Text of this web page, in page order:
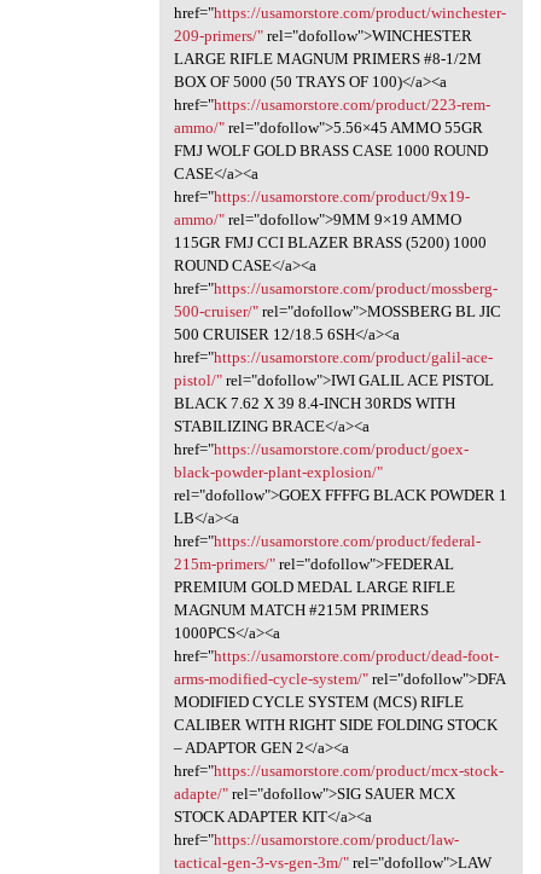
href="https://usamorstore.com/product/winchester-
209-primers/"rel="dofollow">WINCHESTER
LARGE RIFLE MAGNUM PRIMERS #8-1/2M
BOX OF 5000 (50 TRAYS OF 100)</a><a
href="https://usamorstore.com/product/223-rem-
ammo/"rel="dofollow">5.56×45 AMMO 55GR
FMJ WOLF GOLD BRASS CASE 1000 ROUND
CASE</a><a
href="https://usamorstore.com/product/9x19-
ammo/"rel="dofollow">9MM 9×19 AMMO
115GR FMJ CCI BLAZER BRASS (5200) 1000
ROUND CASE</a><a
href="https://usamorstore.com/product/mossberg-
500-cruiser/"rel="dofollow">MOSSBERG BL JIC
500 CRUISER 12/18.5 6SH</a><a
href="https://usamorstore.com/product/galil-ace-
pistol/"rel="dofollow">IWI GALIL ACE PISTOL
BLACK 7.62 X 39 8.4-INCH 30RDS WITH
STABILIZING BRACE</a><a
href="https://usamorstore.com/product/goex-
black-powder-plant-explosion/"
rel="dofollow">GOEX FFFFG BLACK POWDER 1
LB</a><a
href="https://usamorstore.com/product/federal-
215m-primers/"rel="dofollow">FEDERAL
PREMIUM GOLD MEDAL LARGE RIFLE
MAGNUM MATCH #215M PRIMERS
1000PCS</a><a
href="https://usamorstore.com/product/dead-foot-
arms-modified-cycle-system/"rel="dofollow">DFA
MODIFIED CYCLE SYSTEM (MCS) RIFLE
CALIBER WITH RIGHT SIDE FOLDING STOCK
– ADAPTOR GEN 2</a><a
href="https://usamorstore.com/product/mcx-stock-
adapte/"rel="dofollow">SIG SAUER MCX
STOCK ADAPTER KIT</a><a
href="https://usamorstore.com/product/law-
tactical-gen-3-vs-gen-3m/"rel="dofollow">LAW